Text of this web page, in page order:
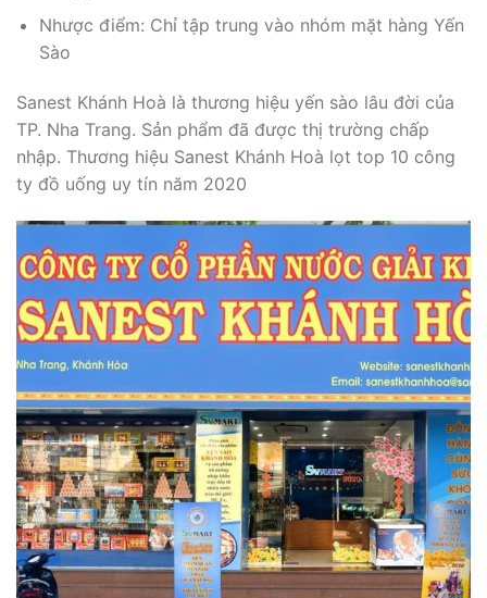
Nhược điểm: Chỉ tập trung vào nhóm mặt hàng Yến
Sào
Sanest Khánh Hoà là thương hiệu yến sào lâu đời của
TP. Nha Trang. Sản phẩm đã được thị trường chấp
nhập. Thương hiệu Sanest Khánh Hoà lọt top 10 công
ty đồ uống uy tín năm 2020